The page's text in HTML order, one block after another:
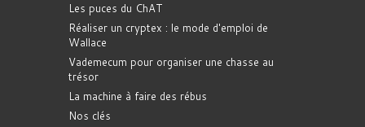
Les puces du ChAT
Réaliser un cryptex : le mode d'emploi de
Wallace
Vademecum pour organiser une chasse au
trésor
La machine à faire des rébus
Nos clés